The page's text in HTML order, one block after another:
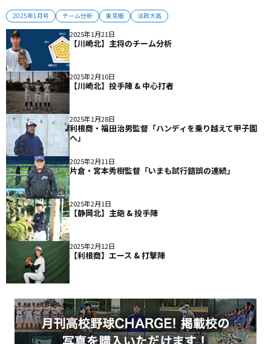
2025年1月号 チーム分析 東京版 法政大高
2025年1月21日
【川崎北】主将のチーム分析
2025年2月10日
【川崎北】投手陣 & 中心打者
2025年1月28日
利根商・福田治男監督「ハンディを乗り越えて甲子園
へ」
2025年2月11日
片倉・宮本秀樹監督「いまも試行錯誤の連続」
2025年2月1日
【静岡北】主砲 & 投手陣
2025年2月12日
【利根商】エース & 打撃陣